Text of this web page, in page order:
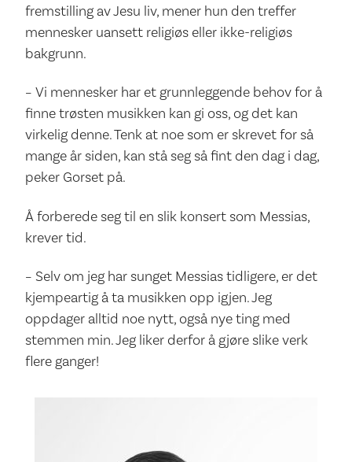
fremstilling av Jesu liv, mener hun den treffer
mennesker uansett religiøs eller ikke-religiøs
bakgrunn.
– Vi mennesker har et grunnleggende behov for å
finne trøsten musikken kan gi oss, og det kan
virkelig denne. Tenk at noe som er skrevet for så
mange år siden, kan stå seg så fint den dag i dag,
peker Gorset på.
Å forberede seg til en slik konsert som Messias,
krever tid.
– Selv om jeg har sunget Messias tidligere, er det
kjempeartig å ta musikken opp igjen. Jeg
oppdager alltid noe nytt, også nye ting med
stemmen min. Jeg liker derfor å gjøre slike verk
flere ganger!